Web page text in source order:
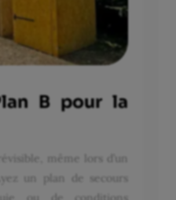
B pour la
même lors d’un
un plan de secours